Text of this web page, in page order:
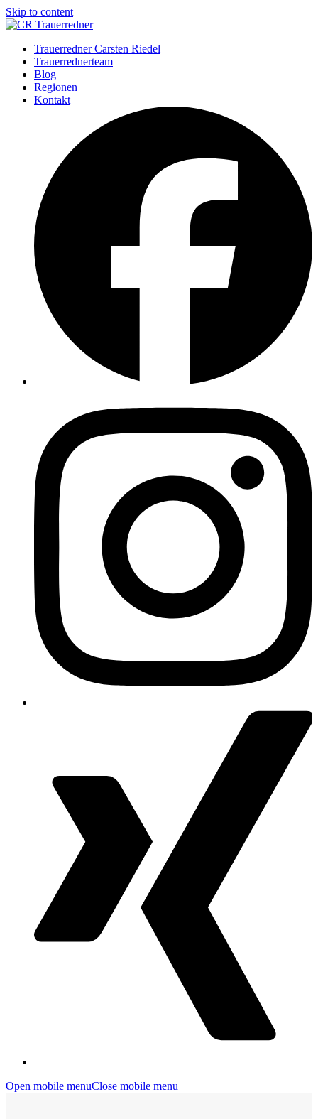
Skip to content
Trauerredner Carsten Riedel
Trauerrednerteam
Blog
Regionen
Kontakt
Open mobile menuClose mobile menu